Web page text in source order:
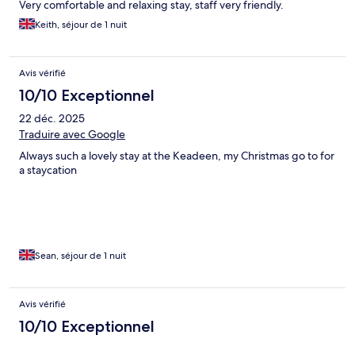
Very comfortable and relaxing stay, staff very friendly.
Keith, séjour de 1 nuit
Avis vérifié
10/10 Exceptionnel
22 déc. 2025
Traduire avec Google
Always such a lovely stay at the Keadeen, my Christmas go to for
a staycation
Sean, séjour de 1 nuit
Avis vérifié
10/10 Exceptionnel